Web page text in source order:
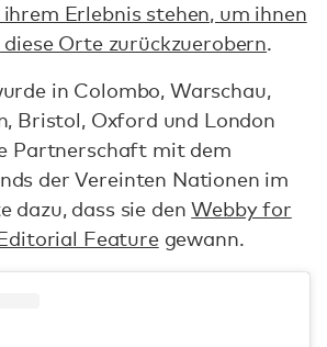
Erlebnis stehen, um ihnen
Orte zurückzuerobern.
in Colombo, Warschau,
Bristol, Oxford und London
Partnerschaft mit dem
der Vereinten Nationen im
dazu, dass sie denWebby for
Featuregewann.